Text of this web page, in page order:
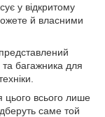
у відкритому
й власними
багажника для
всього лише
саме той